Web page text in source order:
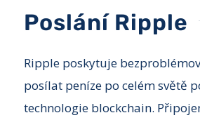
Poslání Ripple
Ripple poskytuje
posílat peníze po celém světě
technologie blockchain.